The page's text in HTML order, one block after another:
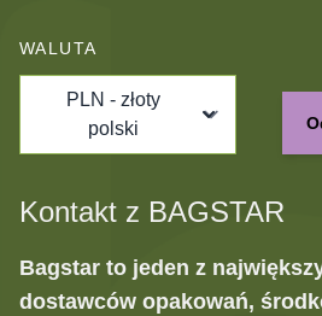
WALUTA
PLN - złoty
polski
Kontakt z BAGSTAR
Bagstar to jeden z
dostawców opakowań,